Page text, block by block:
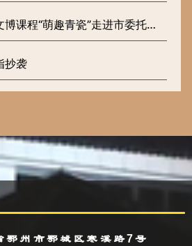
程“萌趣青瓷”走进市委托管课堂
抄袭
鄂州市鄂城区寒溪路7号